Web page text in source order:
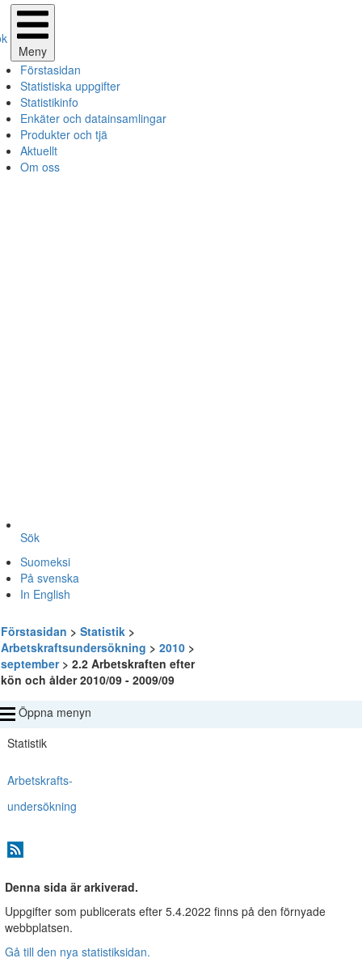
Meny
Förstasidan
Statistiska uppgifter
Statistikinfo
Enkäter och datainsamlingar
Produkter och tjä
Aktuellt
Om oss
Sök
Suomeksi
På svenska
In English
Förstasidan > Statistik >
Arbetskraftsundersökning > 2010 >
september> 2.2 Arbetskraften efter
kön och ålder 2010/09 - 2009/09
Öppna menyn
Statistik
Arbetskrafts-
undersökning
Denna sida är arkiverad.
Uppgifter som publicerats efter 5.4.2022 finns på den förnyade
webbplatsen.
Gå till den nya statistiksidan.